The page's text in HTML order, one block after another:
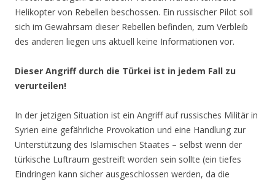
Helikopter von Rebellen beschossen. Ein russischer Pilot soll
sich im Gewahrsam dieser Rebellen befinden, zum Verbleib
des anderen liegen uns aktuell keine Informationen vor.
Dieser Angriff durch die Türkei ist in jedem Fall zu
verurteilen!
In der jetzigen Situation ist ein Angriff auf russisches Militär in
Syrien eine gefährliche Provokation und eine Handlung zur
Unterstützung des Islamischen Staates – selbst wenn der
türkische Luftraum gestreift worden sein sollte (ein tiefes
Eindringen kann sicher ausgeschlossen werden, da die